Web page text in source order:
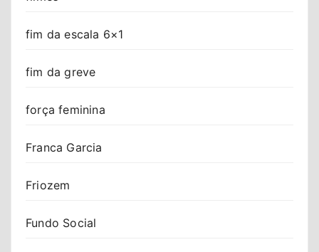
fim da escala 6×1
fim da greve
força feminina
Franca Garcia
Friozem
Fundo Social